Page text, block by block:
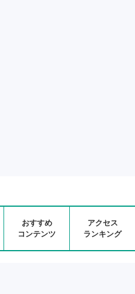
おすすめ
コンテンツ
アクセス
ランキング